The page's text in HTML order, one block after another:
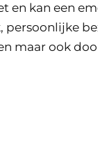
en kan een
persoonlijke
maar ook